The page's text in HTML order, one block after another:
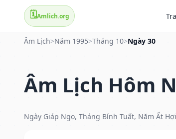
🗓️Amlich.org
Âm Lịch>Năm 1995>Tháng 10>Ngày 30
Âm Lịch Hôm
Ngày Giáp Ngọ, Tháng Bính Tuất, Năm Ất Hợi